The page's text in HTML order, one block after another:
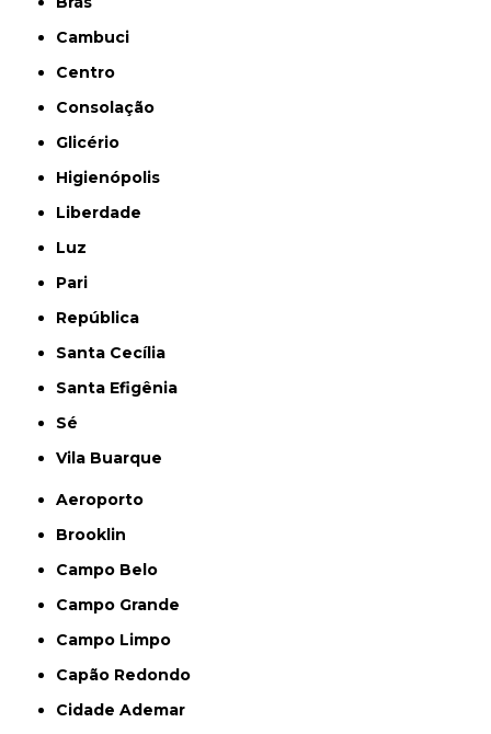
Cambuci
Centro
Consolação
Glicério
Higienópolis
Liberdade
Luz
Pari
República
Santa Cecília
Santa Efigênia
Sé
Vila Buarque
Aeroporto
Brooklin
Campo Belo
Campo Grande
Campo Limpo
Capão Redondo
Cidade Ademar